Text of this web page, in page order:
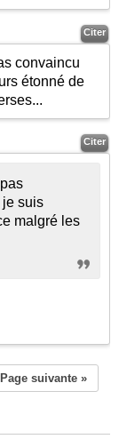
Citer
convaincu
étonné de
Citer
je suis
malgré les
Page suivante »